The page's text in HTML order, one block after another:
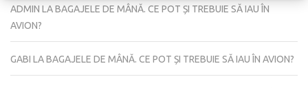
ADMIN LABAGAJELE DE MÂNĂ. CE POT ȘI TREBUIE SĂ IAU ÎN
AVION?
GABI LABAGAJELE DE MÂNĂ. CE POT ȘI TREBUIE SĂ IAU ÎN AVION?